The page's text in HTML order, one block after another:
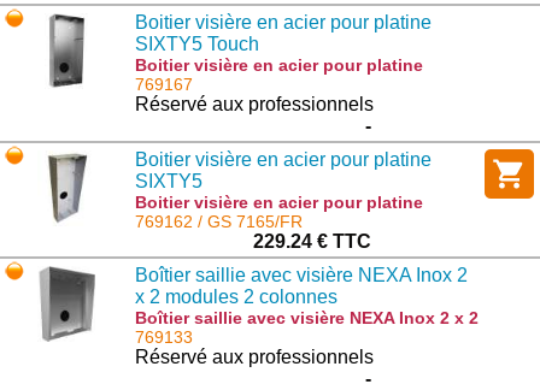
Boitier visière en acier pour platine
SIXTY5 Touch
Boitier visière en acier pour platine
SIXTY5 Touch : GS 7165 SE
769167
Réservé aux professionnels
-
Boitier visière en acier pour platine
SIXTY5
Boitier visière en acier pour platine
SIXTY5 : GS 7165/FR
769162 / GS 7165/FR
229.24 € TTC
Boîtier saillie avec visière NEXA Inox 2
x 2 modules 2 colonnes
Boîtier saillie avec visière NEXA Inox 2 x 2
modules 2 colonnes : GNX874
769133
Réservé aux professionnels
-